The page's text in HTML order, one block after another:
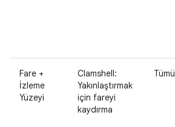
Fare +
İzleme
Yüzeyi
Clamshell:
Yakınlaştırmak
için fareyi
kaydırma
Tümü